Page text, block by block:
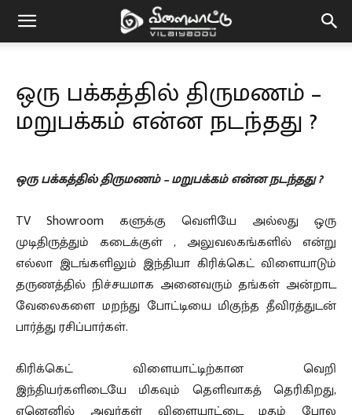
Vilaiyaddu
ஒரு பக்கத்தில் திருமணம் –
மறுபக்கம் என்ன நடந்தது ?
ஒரு பக்கத்தில் திருமணம் – மறுபக்கம் என்ன நடந்தது ?
TV Showroom களுக்கு வெளியே அல்லது ஒரு
முடிதிருத்தும் கடைக்குள் , அலுவலகங்களில் என்று
எல்லா இடங்களிலும் ​​இந்தியா கிரிக்கெட் விளையாடும்
தருணத்தில் நிச்சயமாக அனைவரும் தங்கள் அன்றாட
வேலைகளை மறந்து போட்டியை மிகுந்த தீவிரத்துடன்
பார்த்து ரசிப்பார்கள்.
கிரிக்கெட் விளையாட்டிற்கான வெறி
இந்தியர்களிடையே மிகவும் தெளிவாகத் தெரிகிறது,